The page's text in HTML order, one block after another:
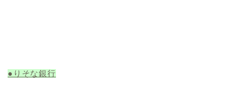
●りそな銀行